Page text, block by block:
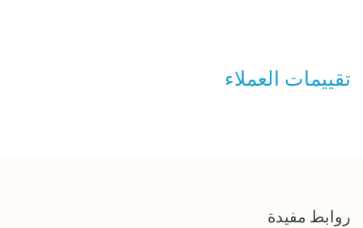
تقييمات العملاء
روابط مفيدة